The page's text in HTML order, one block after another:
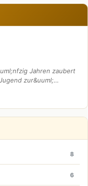
Jahren zaubert
zur&uuml;…
8
6